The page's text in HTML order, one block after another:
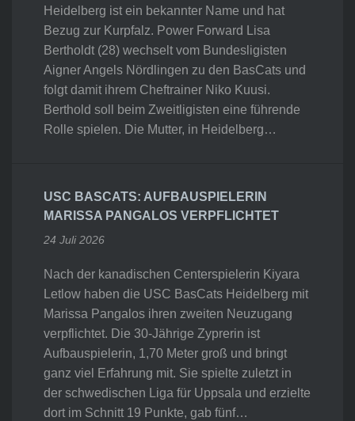
Heidelberg ist ein bekannter Name und hat
Bezug zur Kurpfalz. Power Forward Lisa
Bertholdt (28) wechselt vom Bundesligisten
Aigner Angels Nördlingen zu den BasCats und
folgt damit ihrem Cheftrainer Niko Kuusi.
Berthold soll beim Zweitligisten eine führende
Rolle spielen. Die Mutter, in Heidelberg…
USC BASCATS: AUFBAUSPIELERIN
MARISSA PANGALOS VERPFLICHTET
24 Juli 2026
Nach der kanadischen Centerspielerin Kiyara
Letlow haben die USC BasCats Heidelberg mit
Marissa Pangalos ihren zweiten Neuzugang
verpflichtet. Die 30-Jährige Zyprerin ist
Aufbauspielerin, 1,70 Meter groß und bringt
ganz viel Erfahrung mit. Sie spielte zuletzt in
der schwedischen Liga für Uppsala und erzielte
dort im Schnitt 19 Punkte, gab fünf…